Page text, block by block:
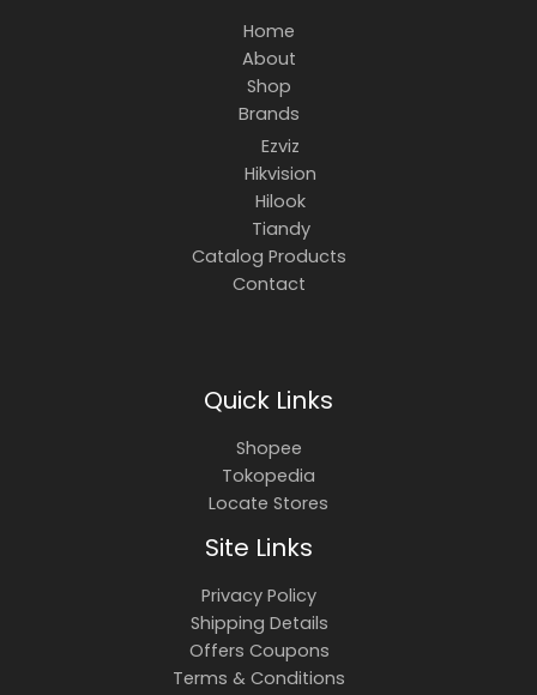
Home
About
Shop
Brands
Ezviz
Hikvision
Hilook
Tiandy
Catalog Products
Contact
Quick Links
Shopee
Tokopedia
Locate Stores
Site Links
Privacy Policy
Shipping Details
Offers Coupons
Terms & Conditions